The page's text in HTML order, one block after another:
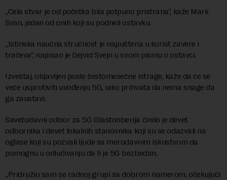
„Cela stvar je od početka bila potpuno pristrana“, kaže Mark
Svan, jedan od onih koji su podneli ostavku.
„Istinska naučna stručnost je napuštena u korist zavere i
tračeva“, napisao je Dejvid Svejn u svom pismu o ostavci.
Izveštaj, objavljen posle šestomesečne istrage, kaže da će se
veće usprotiviti uvođenju 5G, iako prihvata da nema snage da
ga zaustavi.
Savetodavni odbor za 5G Glastonberija činilo je devet
odbornika i devet lokalnih stanovnika koji su se odazvali na
oglase koji su pozvali ljude sa merodavnim iskustvom da
pomognu u odlučivanju da li je 5G bezbedan.
„Pridružio sam se radnoj grupi sa dobrom namerom, očekujući